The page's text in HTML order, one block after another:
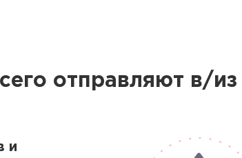
отправляют в/
и